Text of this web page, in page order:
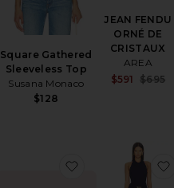
Square Gathered
Sleeveless Top
Susana Monaco
$128
JEAN FENDU
ORNÉ DE
CRISTAUX
AREA
$591
$695
ajouter aux